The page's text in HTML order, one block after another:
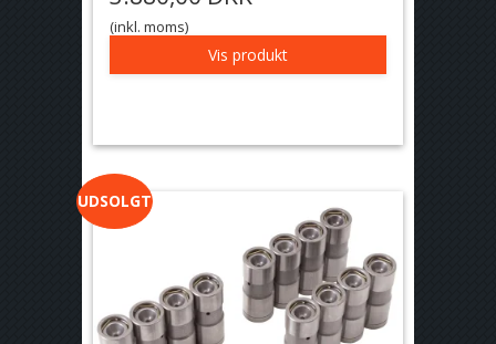
(inkl. moms)
Vis produkt
UDSOLGT